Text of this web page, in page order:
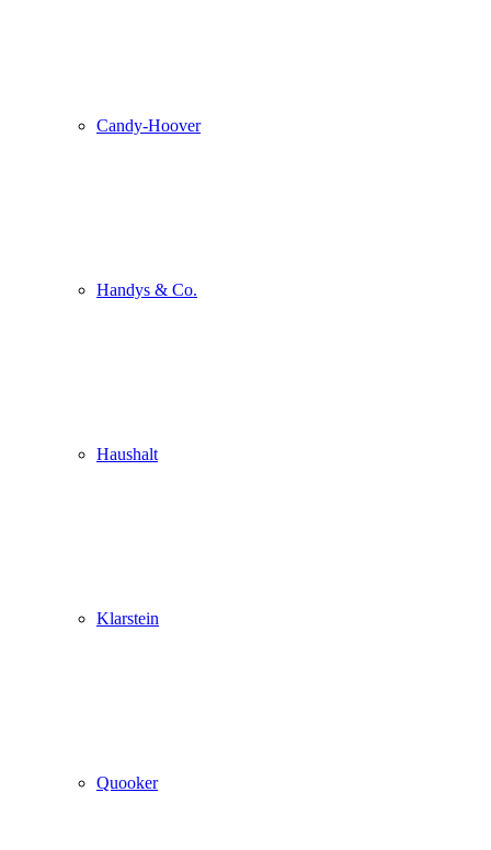
Candy-Hoover
Handys & Co.
Haushalt
Klarstein
Quooker